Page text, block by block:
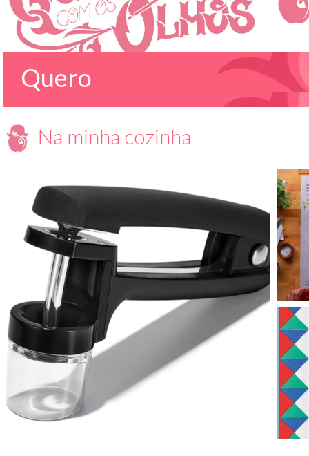
Quero
Na minha cozinha